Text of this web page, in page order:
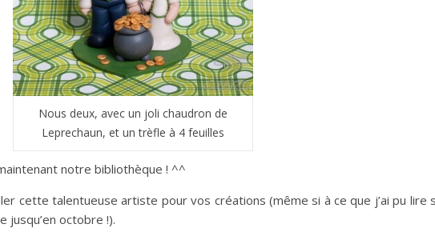
Nous deux, avec un joli chaudron de
Leprechaun, et un trèfle à 4 feuilles
notre bibliothèque ! ^^
cette talentueuse artiste pour vos créations (même si à ce que j’ai pu lire
jusqu’en octobre !).